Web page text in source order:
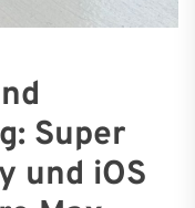
Super
und iOS